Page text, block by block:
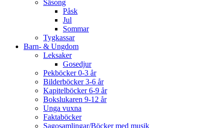
Säsong
Påsk
Jul
Sommar
Tygkassar
Barn- & Ungdom
Leksaker
Gosedjur
Pekböcker 0-3 år
Bilderböcker 3-6 år
Kapitelböcker 6-9 år
Bokslukaren 9-12 år
Unga vuxna
Faktaböcker
Sagosamlingar/Böcker med musik